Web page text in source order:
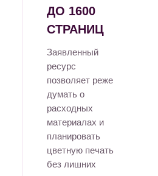
ДО 1600
СТРАНИЦ
Заявленный
ресурс
позволяет реже
думать о
расходных
материалах и
планировать
цветную печать
без лишних